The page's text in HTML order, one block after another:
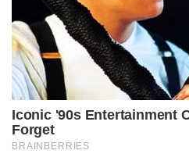
Iconic '90s Entertainment
Forget
BRAINBERRIES